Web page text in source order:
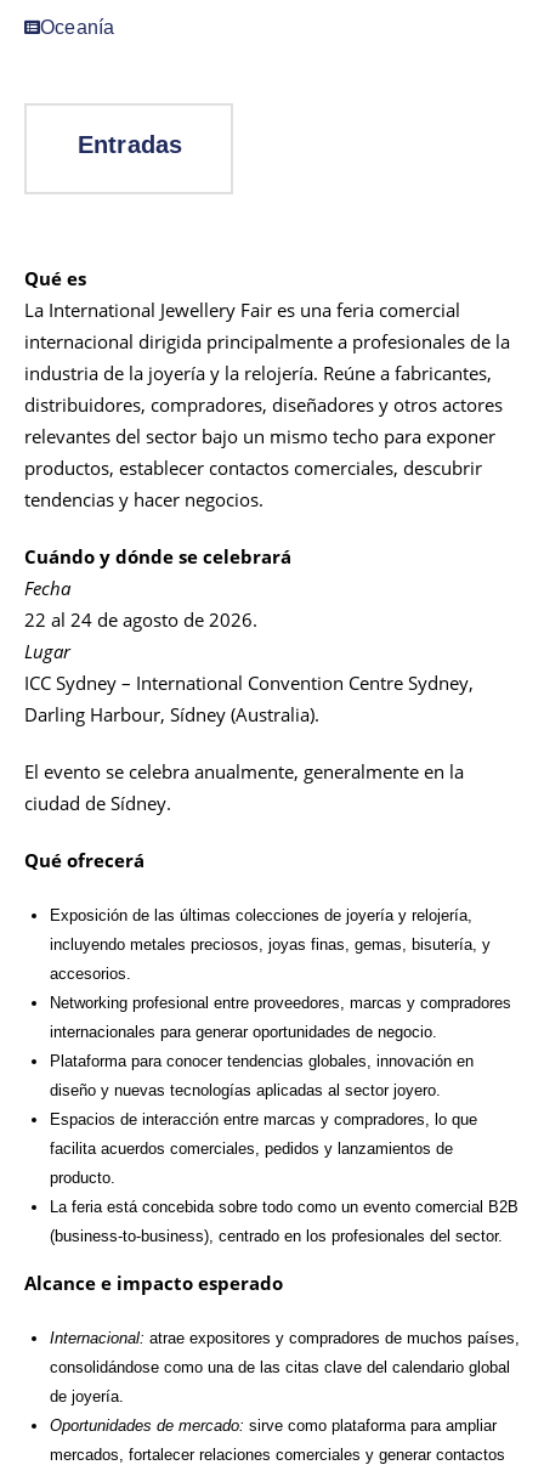
Oceanía
Qué es
La International Jewellery Fair es una feria comercial
internacional dirigida principalmente a profesionales de la
industria de la joyería y la relojería. Reúne a fabricantes,
distribuidores, compradores, diseñadores y otros actores
relevantes del sector bajo un mismo techo para exponer
productos, establecer contactos comerciales, descubrir
tendencias y hacer negocios.
Cuándo y dónde se celebrará
Fecha
22 al 24 de agosto de 2026.
Lugar
ICC Sydney – International Convention Centre Sydney,
Darling Harbour, Sídney (Australia).
El evento se celebra anualmente, generalmente en la
ciudad de Sídney.
Qué ofrecerá
Exposición de las últimas colecciones de joyería y relojería,
incluyendo metales preciosos, joyas finas, gemas, bisutería, y
accesorios.
Networking profesional entre proveedores, marcas y compradores
internacionales para generar oportunidades de negocio.
Plataforma para conocer tendencias globales, innovación en
diseño y nuevas tecnologías aplicadas al sector joyero.
Espacios de interacción entre marcas y compradores, lo que
facilita acuerdos comerciales, pedidos y lanzamientos de
producto.
La feria está concebida sobre todo como un evento comercial B2B
(business-to-business), centrado en los profesionales del sector.
Alcance e impacto esperado
Internacional: atrae expositores y compradores de muchos países,
consolidándose como una de las citas clave del calendario global
de joyería.
Oportunidades de mercado: sirve como plataforma para ampliar
mercados, fortalecer relaciones comerciales y generar contactos